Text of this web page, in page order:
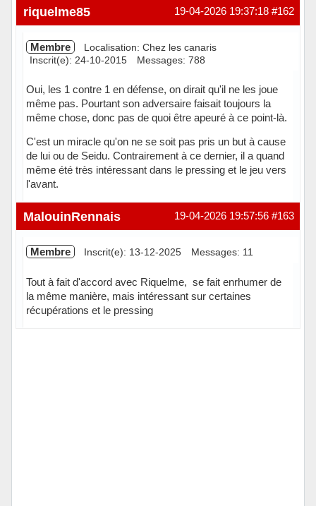
Hors ligne #162
19-04-2026 19:37:18
riquelme85
Membre
Localisation: Chez les canaris
Inscrit(e): 24-10-2015
Messages: 788
Oui, les 1 contre 1 en défense, on dirait qu'il ne les joue
même pas. Pourtant son adversaire faisait toujours la
même chose, donc pas de quoi être apeuré à ce point-là.
C'est un miracle qu'on ne se soit pas pris un but à cause
de lui ou de Seidu. Contrairement à ce dernier, il a quand
même été très intéressant dans le pressing et le jeu vers
l'avant.
Hors ligne #163
19-04-2026 19:57:56
MalouinRennais
Membre Inscrit(e): 13-12-2025 Messages: 11
Tout à fait d'accord avec Riquelme, se fait enrhumer de
la même manière, mais intéressant sur certaines
récupérations et le pressing